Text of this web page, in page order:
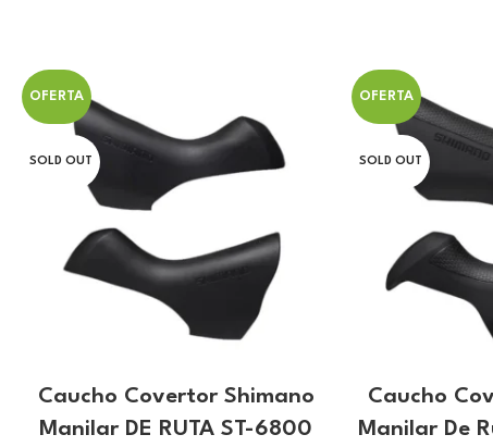
OFERTA
SOLD OUT
Caucho Covertor Shimano
Manilar DE RUTA ST-6800
OFERTA
SOLD OUT
Caucho
Manilar De